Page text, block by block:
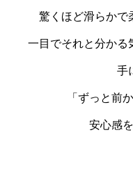
驚くほど滑らかで
一目でそれと分かる
手
「ずっと前
安心感